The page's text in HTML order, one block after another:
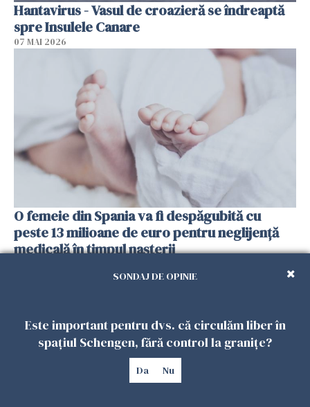
Hantavirus - Vasul de croazieră se îndreaptă
spre Insulele Canare
07 MAI 2026
O femeie din Spania va fi despăgubită cu
peste 13 milioane de euro pentru neglijenţă
medicală în timpul naşterii
SONDAJ DE OPINIE
Este important pentru dvs. că circulăm liber în
spațiul Schengen, fără control la granițe?
Da Nu